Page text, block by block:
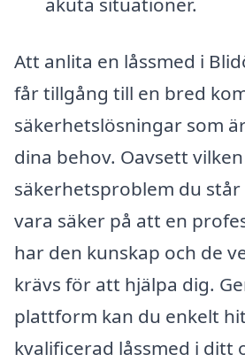
Att anlita en låssmed i
får tillgång till en bred
säkerhetslösningar som
dina behov. Oavsett
säkerhetsproblem du
vara säker på att en
har den kunskap och de
krävs för att hjälpa dig.
plattform kan du enkelt
kvalificerad låssmed i ditt